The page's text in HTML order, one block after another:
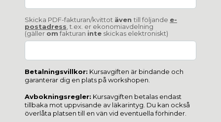
Skicka PDF-fakturan/kvittot även till följande e-
postadress , t.ex. er ekonomiavdelning
(gäller om fakturan inte skickas elektroniskt)
Betalningsvillkor: Kursavgiften är bindande och
garanterar dig en plats på workshopen.
Avbokningsregler: Kursavgiften betalas endast
tillbaka mot uppvisande av läkarintyg. Du kan också
överlåta platsen till en vän vid eventuella förhinder.